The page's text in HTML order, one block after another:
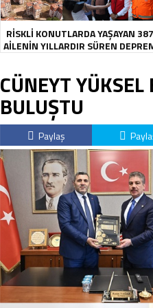
RİSKLİ KONUTLARDA YAŞAYAN 387
AİLENİN YILLARDIR SÜREN
CÜNEYT
BULUŞTU
Paylaş